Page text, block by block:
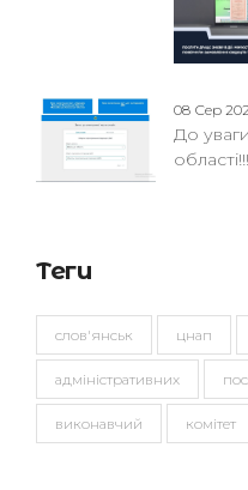
08 Сер
До
області!!!
Теги
слов'янськ цнап
адміністративних
виконавчий комітет